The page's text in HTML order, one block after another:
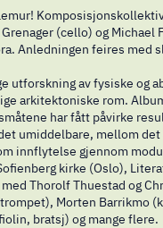
(cello) og
Anledningen feires med
utforskning av fysiske
arkitektoniske rom.
har fått påvirke
umiddelbare, mellom
innflytelse gjennom
kirke (Oslo),
Thorolf Thuestad og
Morten Barrikmo
bratsj) og mange flere.